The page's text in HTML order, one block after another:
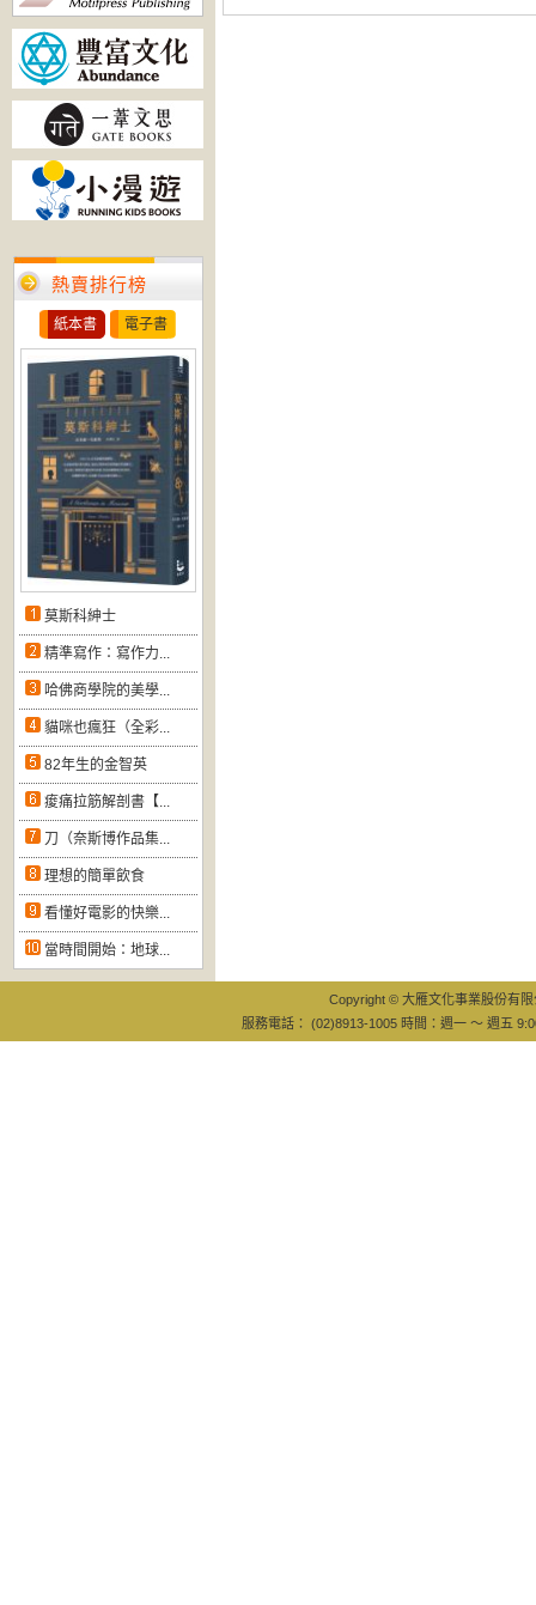
熱賣排行榜
紙本書 電子書
莫斯科紳士
精準寫作：寫作力...
哈佛商學院的美學...
貓咪也瘋狂（全彩...
82年生的金智英
痠痛拉筋解剖書【...
刀（奈斯博作品集...
理想的簡單飲食
看懂好電影的快樂...
當時間開始：地球...
Copyright © 大雁文化事業股份有
服務電話： (02)8913-1005 時間：週一 ～ 週五